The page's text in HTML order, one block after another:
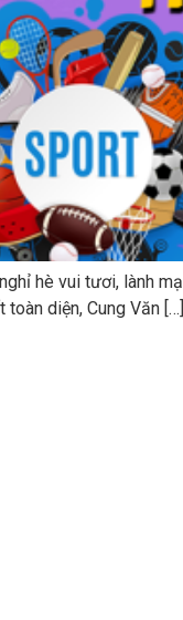
hè vui tươi, lành
diện, Cung Văn […]